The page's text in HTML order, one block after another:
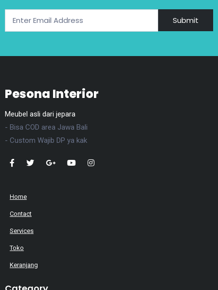
Submit
Pesona Interior
Meubel asli dari jepara
- Bisa COD area Jawa Bali
- Custom Wajib DP ya kak
Home
Contact
Services
Toko
Keranjang